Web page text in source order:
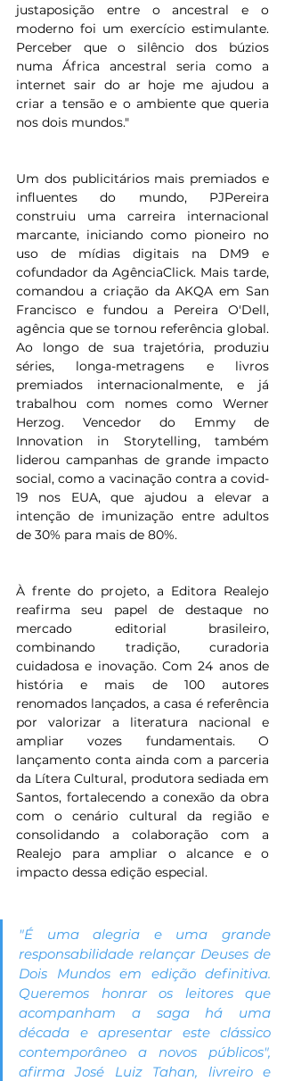
justaposição entre o ancestral e o
moderno foi um exercício estimulante.
Perceber que o silêncio dos búzios
numa África ancestral seria como a
internet sair do ar hoje me ajudou a
criar a tensão e o ambiente que queria
nos dois mundos."
Um dos publicitários mais premiados e
influentes do mundo, PJPereira
construiu uma carreira internacional
marcante, iniciando como pioneiro no
uso de mídias digitais na DM9 e
cofundador da AgênciaClick. Mais tarde,
comandou a criação da AKQA em San
Francisco e fundou a Pereira O'Dell,
agência que se tornou referência global.
Ao longo de sua trajetória, produziu
séries, longa-metragens e livros
premiados internacionalmente, e já
trabalhou com nomes como Werner
Herzog. Vencedor do Emmy de
Innovation in Storytelling, também
liderou campanhas de grande impacto
social, como a vacinação contra a covid-
19 nos EUA, que ajudou a elevar a
intenção de imunização entre adultos
de 30% para mais de 80%.
À frente do projeto, a Editora Realejo
reafirma seu papel de destaque no
mercado editorial brasileiro,
combinando tradição, curadoria
cuidadosa e inovação. Com 24 anos de
história e mais de 100 autores
renomados lançados, a casa é referência
por valorizar a literatura nacional e
ampliar vozes fundamentais. O
lançamento conta ainda com a parceria
da Lítera Cultural, produtora sediada em
Santos, fortalecendo a conexão da obra
com o cenário cultural da região e
consolidando a colaboração com a
Realejo para ampliar o alcance e o
impacto dessa edição especial.
"É uma alegria e uma grande
responsabilidade relançar Deuses de
Dois Mundos em edição definitiva.
Queremos honrar os leitores que
acompanham a saga há uma
década e apresentar este clássico
contemporâneo a novos públicos",
afirma José Luiz Tahan, livreiro e